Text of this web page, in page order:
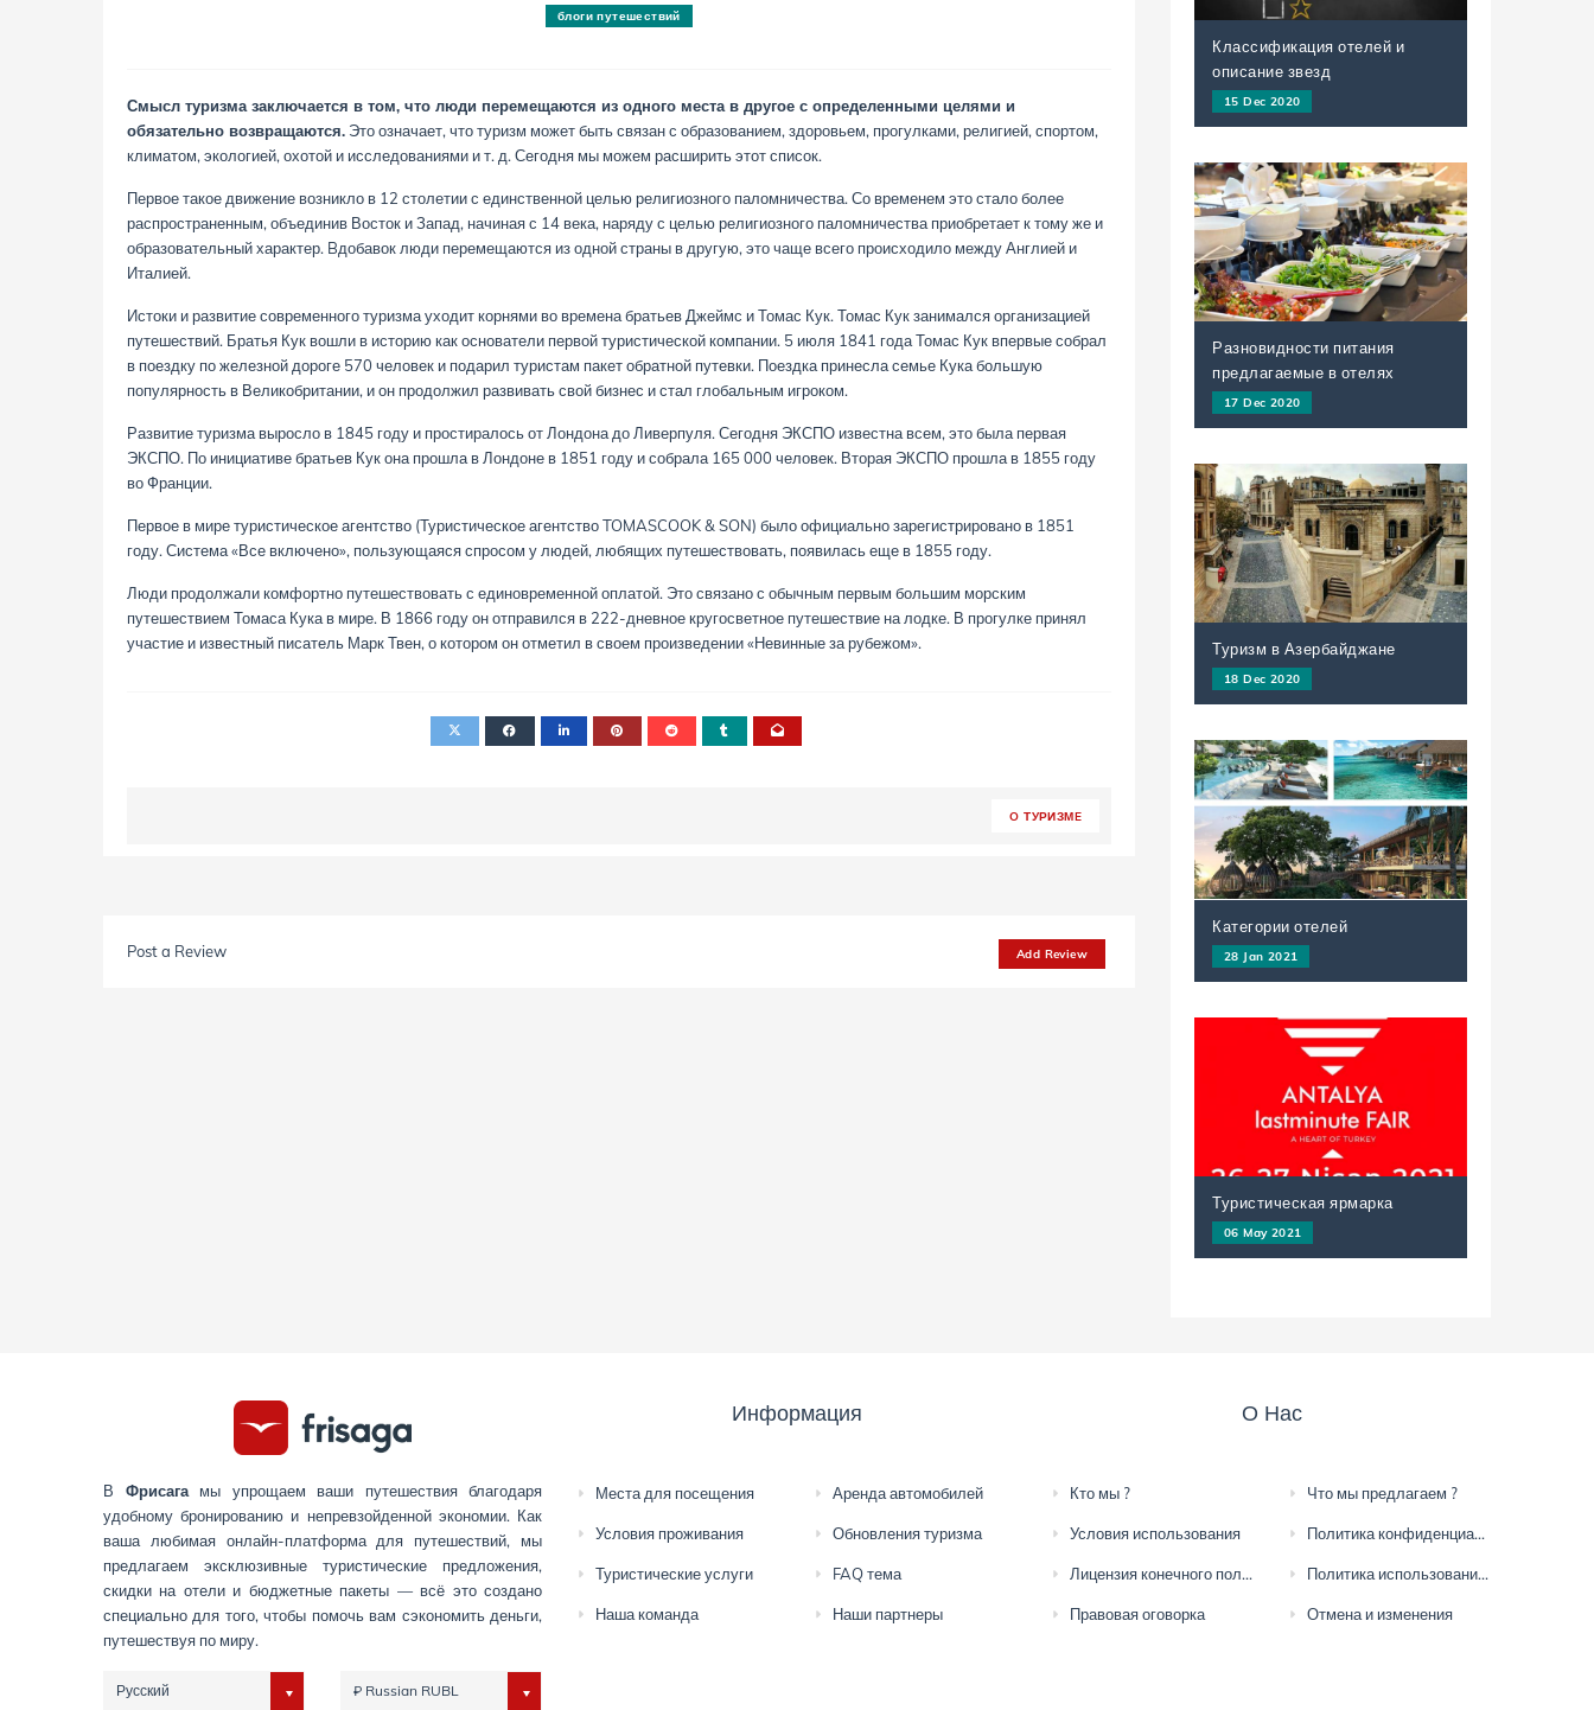
блоги путешествий
Смысл туризма заключается в том, что люди перемещаются из одного места в другое с определенными целями и
обязательно возвращаются. Это означает, что туризм может быть связан с образованием, здоровьем, прогулками, религией, спортом,
климатом, экологией, охотой и исследованиями и т. д. Сегодня мы можем расширить этот список.
Первое такое движение возникло в 12 столетии с единственной целью религиозного паломничества. Со временем это стало более
распространенным, объединив Восток и Запад, начиная с 14 века, наряду с целью религиозного паломничества приобретает к тому же и
образовательный характер. Bдобавок люди перемещаются из одной страны в другую, это чаще всего происходило между Англией и
Италией.
Истоки и развитие современного туризма уходит корнями во времена братьев Джеймс и Томас Кук. Томас Кук занимался организацией
путешествий. Братья Кук вошли в историю как основатели первой туристической компании. 5 июля 1841 года Томас Кук впервые собрал
в поездку по железной дороге 570 человек и подарил туристам пакет обратной путевки. Поездка принесла семье Кука большую
популярность в Великобритании, и он продолжил развивать свой бизнес и стал глобальным игроком.
Развитие туризма выросло в 1845 году и простиралось от Лондона до Ливерпуля. Сегодня ЭКСПО известна всем, это была первая
ЭКСПО. По инициативе братьев Кук она прошла в Лондоне в 1851 году и собрала 165 000 человек. Вторая ЭКСПО прошла в 1855 году
во Франции.
Первое в мире туристическое агентство (Туристическое агентство TOMASCOOK & SON) было официально зарегистрировано в 1851
году. Система «Все включено», пользующаяся спросом у людей, любящих путешествовать, появилась еще в 1855 году.
Люди продолжали комфортно путешествовать с единовременной оплатой. Это связано с обычным первым большим морским
путешествием Томаса Кука в мире. В 1866 году он отправился в 222-дневное кругосветное путешествие на лодке. В прогулке принял
участие и известный писатель Марк Твен, о котором он отметил в своем произведении «Невинные за рубежом».
O ТУРИЗМE
Post a Review Add Review
Классификация отелей и
описание звезд
15 Dec 2020
Разновидности питания
предлагаемые в отелях
17 Dec 2020
Туризм в Азербайджане
18 Dec 2020
Категории отелей
28 Jan 2021
Туристическая ярмарка
06 May 2021
В Фрисагамы упрощаем ваши путешествия благодаря
удобному бронированию и непревзойденной экономии. Как
ваша любимая онлайн-платформа для путешествий, мы
предлагаем эксклюзивные туристические предложения,
скидки на отели и бюджетные пакеты — всё это создано
специально для того, чтобы помочь вам сэкономить деньги,
путешествуя по миру.
Русский ₽ Russian RUBL
Информация
Места для посещения Аренда автомобилей
Условия проживания Обновления туризма
Туристические услуги FAQ тема
Наша команда Наши партнеры
О Нас
Кто мы ? Что мы предлагаем ?
Условия использования Политика конфиденциальности
Лицензия конечного пользователя Политика использования файлов cookie
Правовая оговорка Отмена и изменения